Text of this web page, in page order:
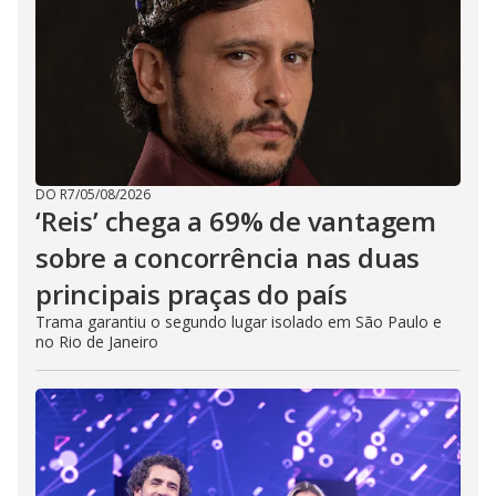
d
e
o
DO R7/05/08/2026
‘Reis’ chega a 69% de vantagem
sobre a concorrência nas duas
principais praças do país
Trama garantiu o segundo lugar isolado em São Paulo e
no Rio de Janeiro